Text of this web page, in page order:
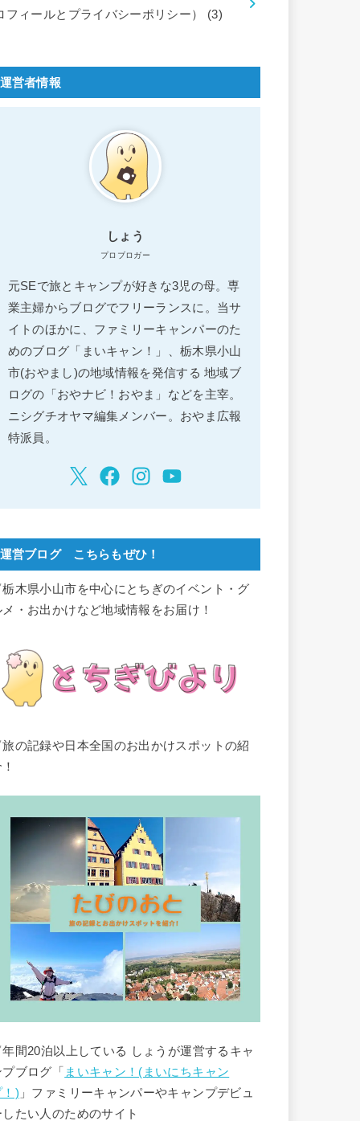
フィールとプライバシーポリシー） (3)
運営者情報
しょう
プロブロガー
元SEで旅とキャンプが好きな3児の母。専
業主婦からブログでフリーランスに。当サ
イトのほかに、ファミリーキャンパーのた
めのブログ「まいキャン！」、栃木県小山
市(おやまし)の地域情報を発信する 地域ブ
ログの「おやナビ！おやま」などを主宰。
ニシグチオヤマ編集メンバー。おやま広報
特派員。
運営ブログ こちらもぜひ！
木県小山市を中心にとちぎのイベント・グ
メ・お出かけなど地域情報をお届け！
の記録や日本全国のお出かけスポットの紹
間20泊以上している しょうが運営するキャ
ブログ「 まいキャン！(まいにちキャン
！) 」ファミリーキャンパーやキャンプデビュ
したい人のためのサイト